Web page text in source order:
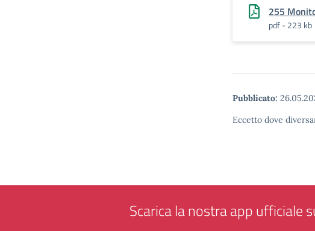
255
pdf - 223 kb
Pubblicato:
Eccetto dove
Scarica la nostra app ufficiale